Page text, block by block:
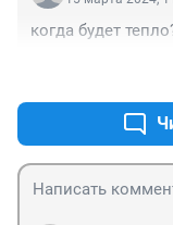
когда будет